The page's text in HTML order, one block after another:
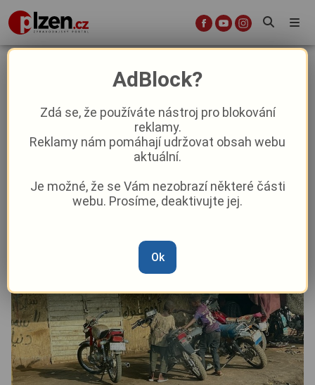
Linda Piknerová: Súdánský update:
návrat do hlavního města, kde se
nedá žít
Názory a komentáře
Administrator– 12. 9. 2025 |06:00
AdBlock?
Zdá se, že používáte nástroj pro blokování
reklamy.
Reklamy nám pomáhají udržovat obsah webu
aktuální.
Je možné, že se Vám nezobrazí některé části
webu. Prosíme, deaktivujte jej.
Ok